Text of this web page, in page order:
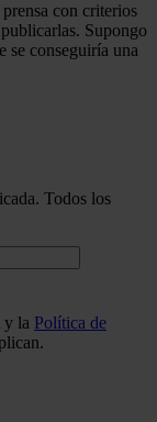
con criterios
Supongo
se conseguiría una
Todos los
y la Política de